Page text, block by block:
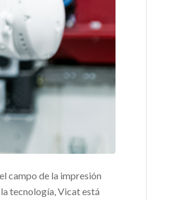
campo de la impresión
tecnología, Vicat está